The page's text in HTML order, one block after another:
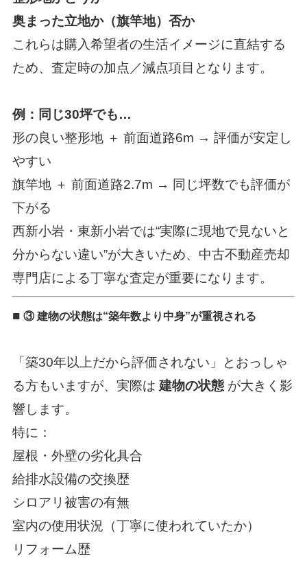
奥まった立地か（旗竿地）否か
これらは購入希望者の生活イメージに直結する
ため、査定時の加点／減点項目となります。
例：同じ30坪でも…
形の良い整形地 ＋ 前面道路6m → 評価が安定し
やすい
旗竿地 ＋ 前面道路2.7m → 同じ坪数でも評価が
下がる
西新小岩・東新小岩では“実際に現地で見ないと
分からない違い”が大きいため、中古不動産売却
専門店による丁寧な査定が重要になります。
■ ③ 建物の状態は“築年数より中身”が重視される
「築30年以上だから評価されない」とおっしゃ
る方もいますが、実際は 建物の状態が大きく影
響します。
特に：
屋根・外壁の劣化具合
給排水設備の交換歴
シロアリ被害の有無
室内の使用状況（丁寧に使われていたか）
リフォーム歴